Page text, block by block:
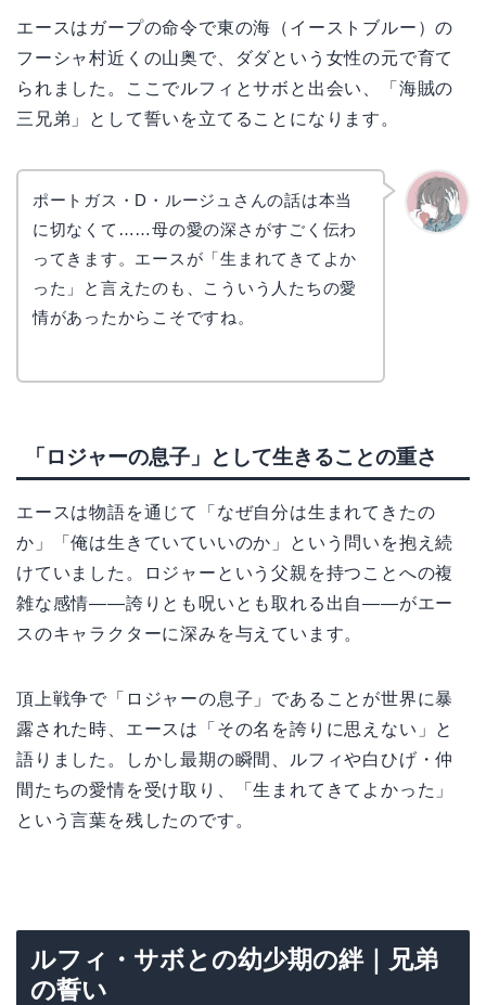
エースはガープの命令で東の海（イーストブルー）の
フーシャ村近くの山奥で、ダダという女性の元で育て
られました。ここでルフィとサボと出会い、「海賊の
三兄弟」として誓いを立てることになります。
ポートガス・D・ルージュさんの話は本当
に切なくて……母の愛の深さがすごく伝わ
ってきます。エースが「生まれてきてよか
った」と言えたのも、こういう人たちの愛
情があったからこそですね。
「ロジャーの息子」として生きることの重さ
エースは物語を通じて「なぜ自分は生まれてきたの
か」「俺は生きていていいのか」という問いを抱え続
けていました。ロジャーという父親を持つことへの複
雑な感情——誇りとも呪いとも取れる出自——がエー
スのキャラクターに深みを与えています。
頂上戦争で「ロジャーの息子」であることが世界に暴
露された時、エースは「その名を誇りに思えない」と
語りました。しかし最期の瞬間、ルフィや白ひげ・仲
間たちの愛情を受け取り、「生まれてきてよかった」
という言葉を残したのです。
ルフィ・サボとの幼少期の絆｜兄弟
の誓い